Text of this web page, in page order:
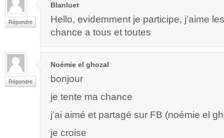
Répondre
Blanluet
Hello, evidemment je participe, j’aime
chance a tous et toutes
Répondre
Noémie el ghozal
bonjour
je tente ma chance
j’ai aimé et partagé sur FB (noémie el
je croise